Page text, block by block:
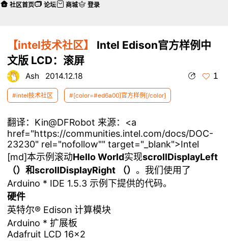
【intel技术社区】
Intel Edison官方样例中
文版 LCD：滚屏
Ash 2014.12.18 1
#intel技术社区 #[color=#ed6a00]官方样例[/color]
翻译：Kin@DFRobot 来源：<a
href="https://communities.intel.com/docs/DOC-
23230" rel="nofollow"" target="_blank">Intel
[md]本示例滚动Hello World实现scrollDisplayLeft
（）和scrollDisplayRight （）。我们使用了
Arduino * IDE 1.5.3 示例下提供的代码。
硬件
英特尔® Edison 计算模块
Arduino * 扩展板
Adafruit LCD 16x2
社区首页 论坛 商城 登录